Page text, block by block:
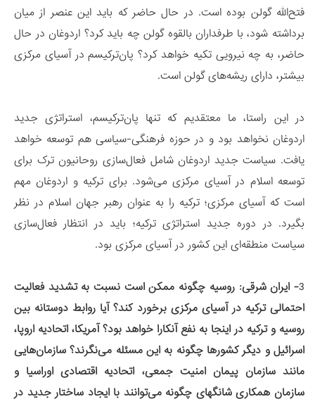
فتح‌الله گولن بوده است. در حال حاضر که باید این عنصر از میان
برداشته شود، با طرفداران بالقوه گولن چه باید کرد؟ اردوغان در حال
حاضر، به چه نیرویی تکیه خواهد کرد؟ پان‌ترکیسم در آسیای مرکزی
بیشتر، دارای ریشه‌های گولن است.
در این راستا، ما معتقدیم که تنها پان‌ترکیسم، استراتژی جدید
اردوغان نخواهد بود و در حوزه فرهنگی-سیاسی هم توسعه خواهد
یافت. سیاست جدید اردوغان شامل فعال‌سازی روحانیون ترک برای
توسعه اسلام در آسیای مرکزی می‌شود. برای ترکیه و اردوغان مهم
است که آسیای مرکزی؛ ترکیه را به عنوان رهبر جهان اسلام در نظر
بگیرد. در دوره جدید استراتژی ترکیه؛ باید در انتظار فعال‌سازی
سیاست منطقه‌ای این کشور در آسیای مرکزی بود.
3- ایران شرقی:روسیه چگونه ممکن است نسبت به تشدید فعالیت
احتمالی ترکیه در آسیای مرکزی برخورد کند؟ آیا روابط دوستانه بین
روسیه و ترکیه در اینجا به نفع آنکارا خواهد بود؟ آمریکا، اتحادیه اروپا،
اسرائیل و دیگر کشورها چگونه به این مسئله می‌نگرند؟ سازمان‌هایی
مانند سازمان پیمان امنیت جمعی، اتحادیه اقتصادی اوراسیا و
سازمان همکاری شانگهای چگونه می‌توانند با ایجاد ساختار جدید در